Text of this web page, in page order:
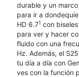
durable y un
para ir a
HD 6.71 con
para ver y hacer
fluido con una
Hz. Además, el
tu día a día con
ves con la función